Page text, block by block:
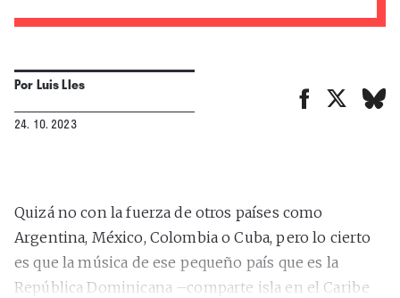
PorLuis Lles
24. 10. 2023
Quizá no con la fuerza de otros países como
Argentina, México, Colombia o Cuba, pero lo cierto
es que la música de ese pequeño país que es la
República Dominicana –comparte isla en el Caribe